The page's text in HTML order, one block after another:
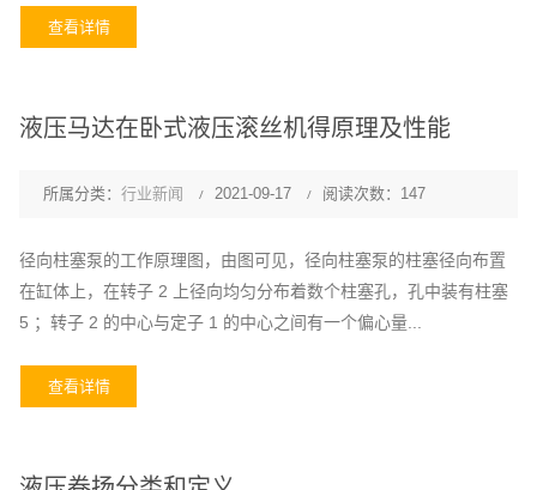
查看详情
液压马达在卧式液压滚丝机得原理及性能
所属分类： 行业新闻 2021-09-17 阅读次数：147
径向柱塞泵的工作原理图，由图可见，径向柱塞泵的柱塞径向布置
在缸体上，在转子 2 上径向均匀分布着数个柱塞孔，孔中装有柱塞
5 ；转子 2 的中心与定子 1 的中心之间有一个偏心量...
查看详情